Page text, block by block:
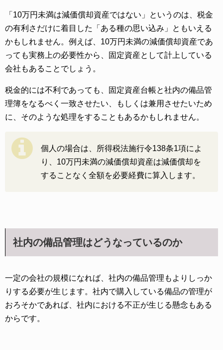
「10万円未満は減価償却資産ではない」というのは、税金
の有利さだけに着目した「ある種の思い込み」ともいえる
かもしれません。例えば、10万円未満の減価償却資産であ
っても実務上の必要性から、固定資産として計上している
会社もあることでしょう。
税金的には不利であっても、固定資産台帳と社内の備品管
理簿をなるべく一致させたい、もしくは兼用させたいため
に、そのような処理をすることもあるかもしれません。
個人の場合は、所得税法施行令138条1項によ
り、10万円未満の減価償却資産は減価償却を
することなく全額を必要経費に算入します。
社内の備品管理はどうなっているのか
一定の会社の規模になれば、社内の備品管理もよりしっか
りする必要が生じます。社内で購入している備品の管理が
おろそかであれば、社内における不正が生じる懸念もある
からです。